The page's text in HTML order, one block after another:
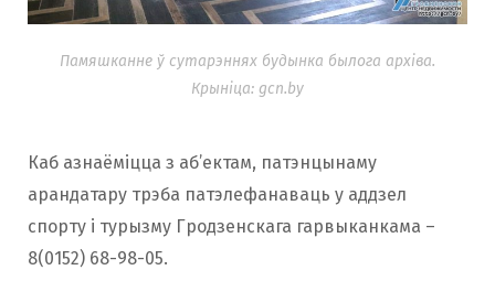
Памяшканне ў сутарэннях будынка былога архіва.
Крыніца: gcn.by
Каб азнаёміцца з аб’ектам, патэнцынаму
арандатару трэба патэлефанаваць у аддзел
спорту і турызму Гродзенскага гарвыканкама –
8(0152) 68-98-05.